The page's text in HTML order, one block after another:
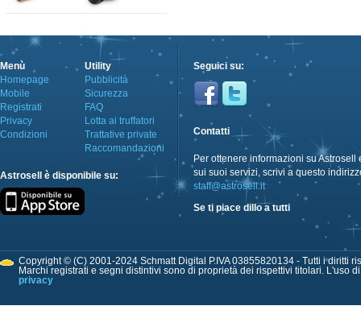
Menù
Homepage
Mobile
Registrati
Privacy
Condizioni
Utility
Pubblicità
Sicurezza
FAQ
Lotta ai truffatori
Trattative private
Raccomandazioni
Astrosell è disponibile su:
Seguici su:
Contatti
Per ottenere informazioni su Astrosell
sui suoi servizi, scrivi a questo
staff@astrosell.it
Se ti piace dillo a tutti
Copyright © (C) 2001-2024 Schmatt Digital P.IVA 03855820134 - Tutti i diritti
Marchi registrati e segni distintivi sono di proprietà dei rispettivi titolari. L'uso
privacy